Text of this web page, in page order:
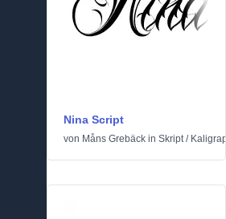
Nina Script
von Måns Grebäck in Skript/